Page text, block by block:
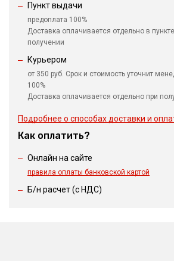
Пункт выдачи
предоплата 100%
Доставка оплачивается отдельно в
получении
Курьером
от 350 руб. Срок и стоимость уточнит
100%
Доставка оплачивается отдельно при
Подробнее о способах доставки и
Как оплатить?
Онлайн на сайте
правила оплаты банковской картой
Б/н расчет (c НДС)